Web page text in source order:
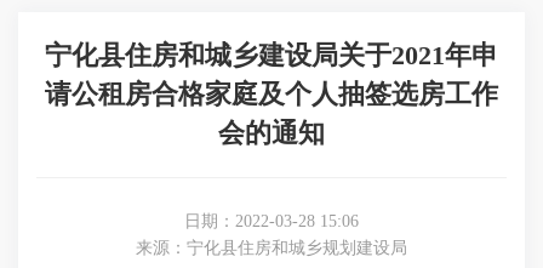
宁化县住房和城乡建设局关于2021年申
请公租房合格家庭及个人抽签选房工作
会的通知
日期：2022-03-28 15:06
来源：宁化县住房和城乡规划建设局